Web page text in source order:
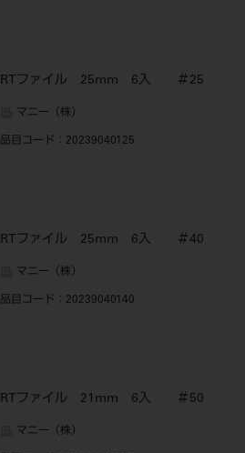
RTファイル 25mm 6入 ＃25
マニー（株）
品目コード ：20239040125
RTファイル 25mm 6入 ＃40
マニー（株）
品目コード ：20239040140
RTファイル 21mm 6入 ＃50
マニー（株）